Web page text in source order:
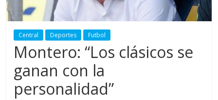
Central Deportes Futbol
Montero: “Los clásicos se
ganan con la
personalidad”